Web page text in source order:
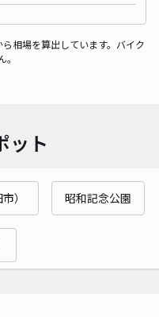
相場を算出しています。バイク
ット
） 昭和記念公園